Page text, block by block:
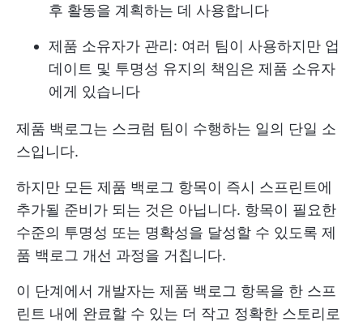
후 활동을 계획하는 데 사용합니다
제품 소유자가 관리: 여러 팀이 사용하지만 업
데이트 및 투명성 유지의 책임은 제품 소유자
에게 있습니다
제품 백로그는 스크럼 팀이 수행하는 일의 단일 소
스입니다.
하지만 모든 제품 백로그 항목이 즉시 스프린트에
추가될 준비가 되는 것은 아닙니다. 항목이 필요한
수준의 투명성 또는 명확성을 달성할 수 있도록 제
품 백로그 개선 과정을 거칩니다.
이 단계에서 개발자는 제품 백로그 항목을 한 스프
린트 내에 완료할 수 있는 더 작고 정확한 스토리로